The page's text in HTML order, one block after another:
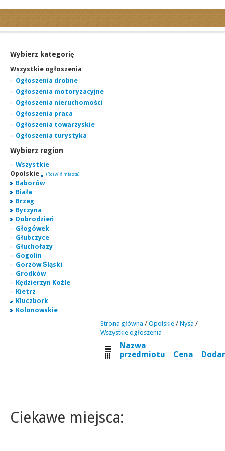
Ogłoszenia motoryzacyjne
Ogłoszenia nieruchomości
Ogłoszenia praca
Ogłoszenia turystyka
Ogłoszenia towarzyskie
Regiony
miasta...
Wybierz kategorię
Wszystkie ogłoszenia
Ogłoszenia drobne
Ogłoszenia motoryzacyjne
Ogłoszenia nieruchomości
Ogłoszenia praca
Ogłoszenia towarzyskie
Ogłoszenia turystyka
Wybierz region
Wszystkie
Opolskie
(Rozwiń miasta)
Baborów
Biała
Brzeg
Byczyna
Dobrodzień
Głogówek
Głubczyce
Głuchołazy
Gogolin
Gorzów Śląski
Grodków
Kędzierzyn Koźle
Kietrz
Kluczbork
Kolonowskie
Strona główna / Opolskie / Nysa /
Wszystkie ogłoszenia
Nazwa
przedmiotu
Cena
Ciekawe miejsca: